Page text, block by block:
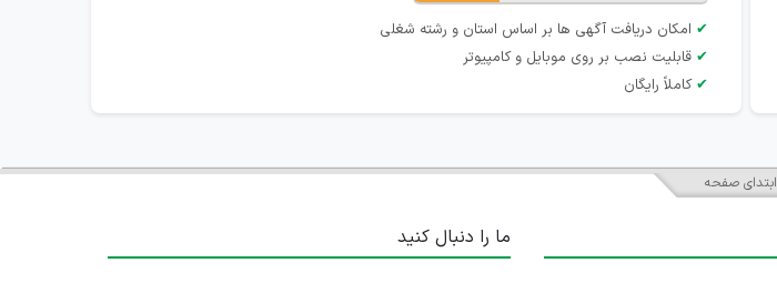
✔ امکان دریافت آگهی ها بر اساس استان و رشته شغلی
✔ قابلیت نصب بر روی موبایل و کامپیوتر
✔ کاملاً رایگان
ابتدای صفحه
ما را دنبال کنید